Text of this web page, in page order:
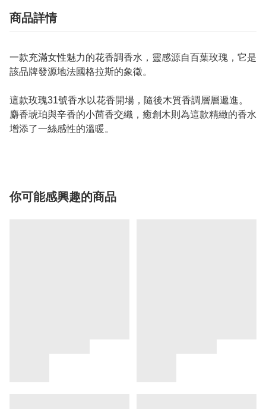
商品詳情
一款充滿女性魅力的花香調香水，靈感源自百葉玫瑰，它是
該品牌發源地法國格拉斯的象徵。
這款玫瑰31號香水以花香開場，隨後木質香調層層遞進。
麝香琥珀與辛香的小茴香交織，癒創木則為這款精緻的香水
增添了一絲感性的溫暖。
你可能感興趣的商品